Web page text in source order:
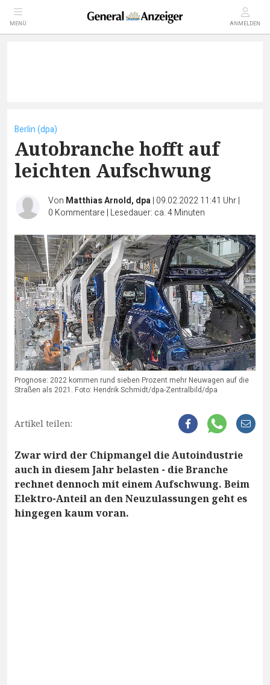
MENÜ ANMELDEN
Berlin (dpa)
Autobranche hofft auf
leichten Aufschwung
Von Matthias Arnold, dpa| 09.02.2022 11:41 Uhr|
0 Kommentare | Lesedauer: ca. 4 Minuten
Prognose: 2022 kommen rund sieben Prozent mehr Neuwagen auf die
Straßen als 2021. Foto: Hendrik Schmidt/dpa-Zentralbild/dpa
Artikel teilen:
Zwar wird der Chipmangel die Autoindustrie
auch in diesem Jahr belasten - die Branche
rechnet dennoch mit einem Aufschwung. Beim
Elektro-Anteil an den Neuzulassungen geht es
hingegen kaum voran.